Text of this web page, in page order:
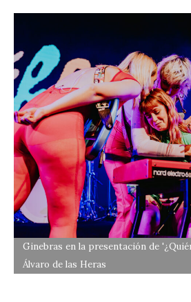
Ginebras en la presentación de
Álvaro de las Heras